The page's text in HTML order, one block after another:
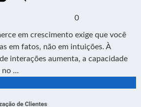
0
em crescimento exige que você
em fatos, não em intuições. À
interações aumenta, a capacidade
...